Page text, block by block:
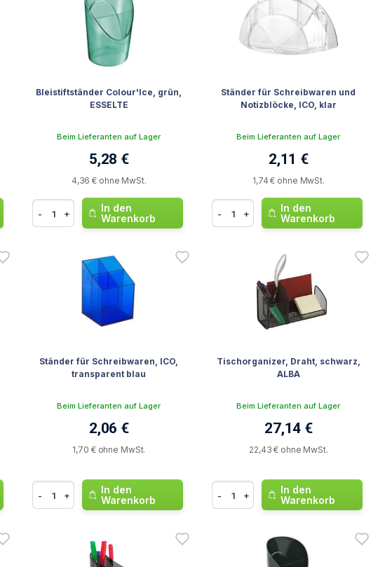
Bleistiftständer Colour'Ice, grün,
ESSELTE
Beim Lieferanten auf Lager
5,28 €
4,36 € ohne MwSt.
- +
In den
Warenkorb
Ständer für Schreibwaren und
Notizblöcke, ICO, klar
Beim Lieferanten auf Lager
2,11 €
1,74 € ohne MwSt.
- +
In den
Warenkorb
Ständer für Schreibwaren, ICO,
transparent blau
Beim Lieferanten auf Lager
2,06 €
1,70 € ohne MwSt.
- +
In den
Warenkorb
Tischorganizer, Draht, schwarz,
ALBA
Beim Lieferanten auf Lager
27,14 €
22,43 € ohne MwSt.
- +
In den
Warenkorb